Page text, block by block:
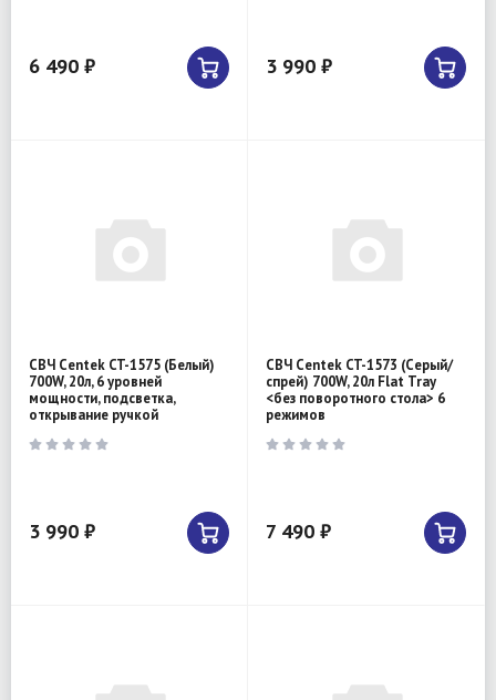
6 490 ₽ 3 990 ₽
СВЧ Centek CT-1575 (Белый)
700W, 20л, 6 уровней
мощности, подсветка,
открывание ручкой
3 990 ₽
СВЧ Centek CT-1573 (Серый/
спрей) 700W, 20л Flat Tray
<без поворотного стола> 6
режимов
7 490 ₽